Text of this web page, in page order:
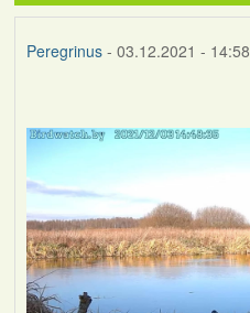
Peregrinus- 03.12.2021 - 14:58